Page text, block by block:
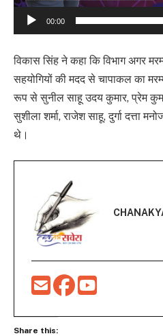
00:00
विकास सिंह ने कहा कि विभाग अगर
सहयोगियों की मदद से चापाकल का
रूप से सुनील साहू उदय कुमार, प्रेम
सुशीला शर्मा, राजेश साहू, दुर्गा दत्ता
थे।
Share this: